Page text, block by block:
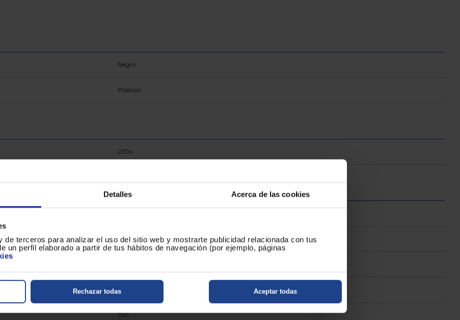
Detalles Acerca de las cookies
de terceros para analizar el uso del sitio web y mostrarte publicidad relacionada con tus
un perfil elaborado a partir de tus hábitos de navegación (por ejemplo, páginas
Rechazar todas Aceptar todas
Negro
Plástico
230v
1.25
12
750